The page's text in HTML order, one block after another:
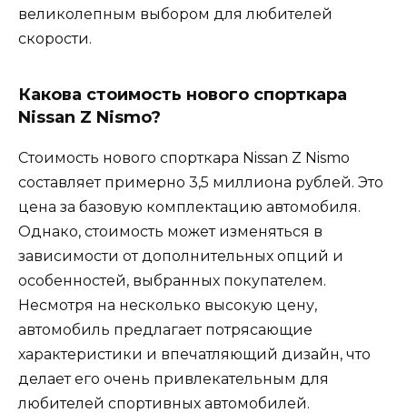
великолепным выбором для любителей
скорости.
Какова стоимость нового спорткара
Nissan Z Nismo?
Стоимость нового спорткара Nissan Z Nismo
составляет примерно 3,5 миллиона рублей. Это
цена за базовую комплектацию автомобиля.
Однако, стоимость может изменяться в
зависимости от дополнительных опций и
особенностей, выбранных покупателем.
Несмотря на несколько высокую цену,
автомобиль предлагает потрясающие
характеристики и впечатляющий дизайн, что
делает его очень привлекательным для
любителей спортивных автомобилей.